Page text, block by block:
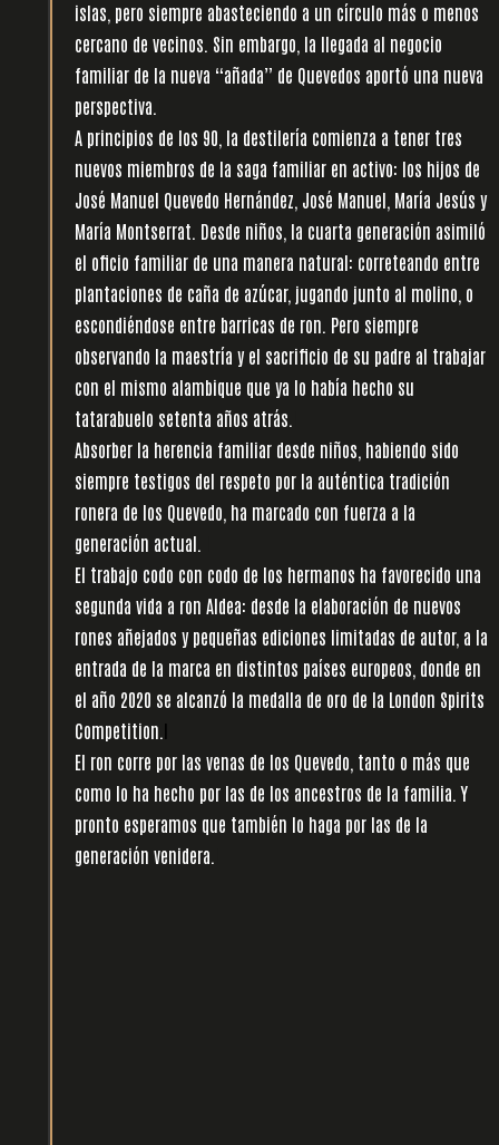
islas, pero siempre abasteciendo a un círculo más o menos
cercano de vecinos. Sin embargo, la llegada al negocio
familiar de la nueva “añada” de Quevedos aportó una nueva
perspectiva.
A principios de los 90, la destilería comienza a tener tres
nuevos miembros de la saga familiar en activo: los hijos de
José Manuel Quevedo Hernández, José Manuel, María Jesús y
María Montserrat. Desde niños, la cuarta generación asimiló
el oficio familiar de una manera natural: correteando entre
plantaciones de caña de azúcar, jugando junto al molino, o
escondiéndose entre barricas de ron. Pero siempre
observando la maestría y el sacrificio de su padre al trabajar
con el mismo alambique que ya lo había hecho su
tatarabuelo setenta años atrás.
Absorber la herencia familiar desde niños, habiendo sido
siempre testigos del respeto por la auténtica tradición
ronera de los Quevedo, ha marcado con fuerza a la
generación actual.
El trabajo codo con codo de los hermanos ha favorecido una
segunda vida a ron Aldea: desde la elaboración de nuevos
rones añejados y pequeñas ediciones limitadas de autor, a la
entrada de la marca en distintos países europeos, donde en
el año 2020 se alcanzó la medalla de oro de la London Spirits
Competition. l
El ron corre por las venas de los Quevedo, tanto o más que
como lo ha hecho por las de los ancestros de la familia. Y
pronto esperamos que también lo haga por las de la
generación venidera.